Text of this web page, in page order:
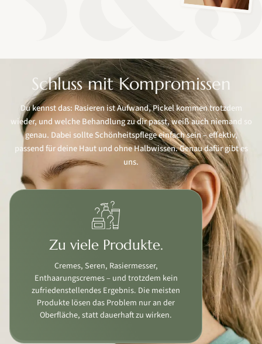
Schluss mit Kompromissen
Du kennst das: Rasieren ist Aufwand, Pickel kommen trotzdem
wieder, und welche Behandlung zu dir passt, weiß auch niemand so
genau. Dabei sollte Schönheitspflege einfach sein – effektiv,
passend für deine Haut und ohne Halbwissen. Genau dafür gibt es
uns.
Zu viele Produkte.
Cremes, Seren, Rasiermesser,
Enthaarungscremes – und trotzdem kein
zufriedenstellendes Ergebnis. Die meisten
Produkte lösen das Problem nur an der
Oberfläche, statt dauerhaft zu wirken.